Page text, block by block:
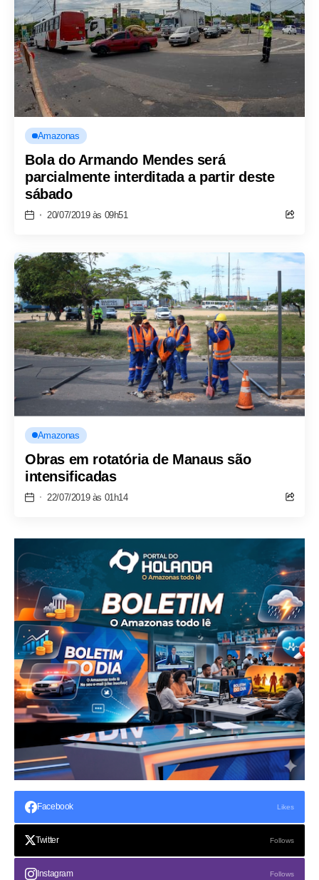
Amazonas
Bola do Armando Mendes será
parcialmente interditada a partir deste
sábado
20/07/2019 às 09h51
Amazonas
Obras em rotatória de Manaus são
intensificadas
22/07/2019 às 01h14
Facebook Likes
Twitter Follows
Instagram Follows